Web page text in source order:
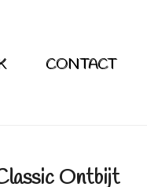
CONTACT
Ontbijt